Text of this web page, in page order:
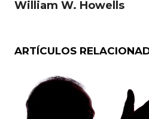
William W. Howells
ARTÍCULOS